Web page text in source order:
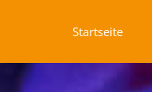
Startseite